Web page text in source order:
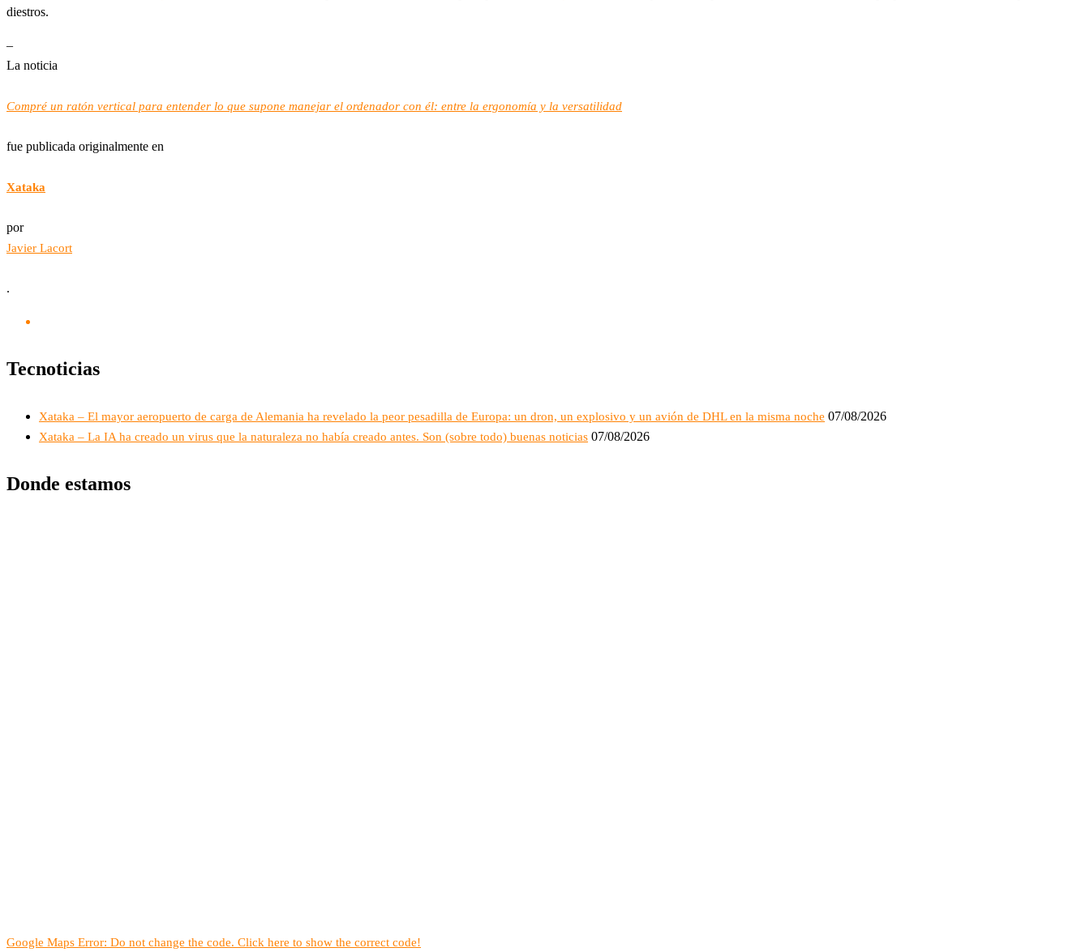
diestros.
–
La noticia
Compré un ratón vertical para entender lo que supone manejar el ordenador con él: entre la ergonomía y la versatilidad
fue publicada originalmente en
Xataka
por
Javier Lacort
.
Tecnoticias
Xataka – El mayor aeropuerto de carga de Alemania ha revelado la peor pesadilla de Europa: un dron, un explosivo y un avión de DHL en la misma noche 07/08/2026
Xataka – La IA ha creado un virus que la naturaleza no había creado antes. Son (sobre todo) buenas noticias 07/08/2026
Donde estamos
Google Maps Error: Do not change the code. Click here to show the correct code!